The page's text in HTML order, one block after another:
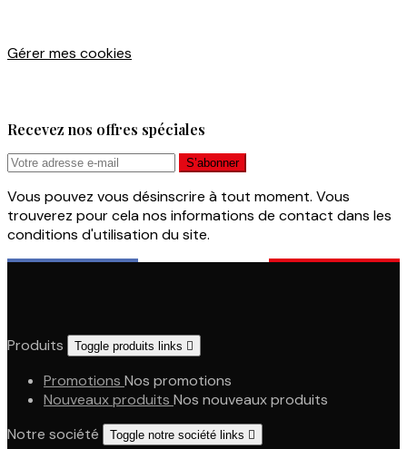
Gérer mes cookies
Recevez nos offres spéciales
Vous pouvez vous désinscrire à tout moment. Vous
trouverez pour cela nos informations de contact dans les
conditions d'utilisation du site.
Produits Toggle produits links 
Promotions Nos promotions
Nouveaux produits Nos nouveaux produits
Notre société
Toggle notre société links 